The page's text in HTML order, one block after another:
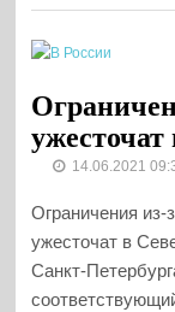
14.06.2021
Ограничения из-
ужесточат в
Санкт-